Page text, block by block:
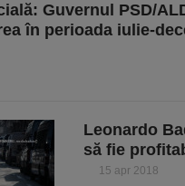
Guvernul PSD/
în perioada iulie-
Leonardo
să fie
15 apr 2018